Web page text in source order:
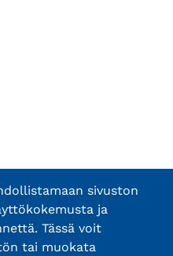
sivuston
ja
Tässä voit
tai muokata